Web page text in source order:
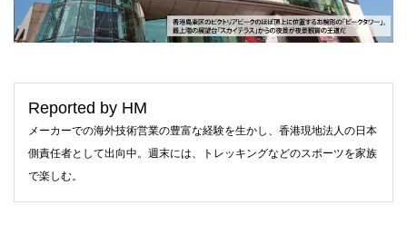
Reported by HM
メーカーでの海外技術営業の豊富な経験を生かし、香港現地法人の日本
側責任者として出向中。週末には、トレッキングなどのスポーツを家族
で楽しむ。